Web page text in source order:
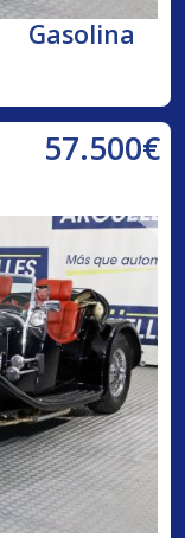
Gasolina
57.500€